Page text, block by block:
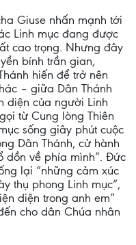
Giuse nhấn mạnh tới
Linh mục đang được
cao trọng. Nhưng đây
bính trần gian,
hiến để trở nên
– giữa Dân Thánh
diện của người Linh
từ Cung lòng Thiên
sống giây phút cuộc
Dân Thánh, cử hành
dồn về phía mình”. Đức
lại “những cảm xúc
thụ phong Linh mục”,
diện trong anh em”
cho dân Chúa nhân